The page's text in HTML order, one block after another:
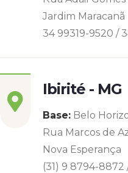
Jardim Maracanã
34 99319-9520 /
Ibirité - MG
Base: Belo
Rua Marcos de
Nova Esperança
(31) 9 8794-8872